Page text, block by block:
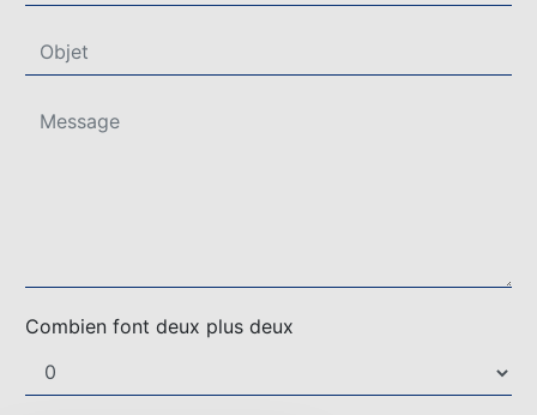
Combien font deux plus deux